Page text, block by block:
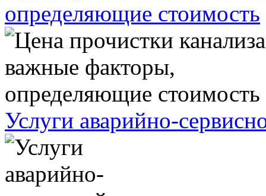
определяющие стоимость
Услуги аварийно-